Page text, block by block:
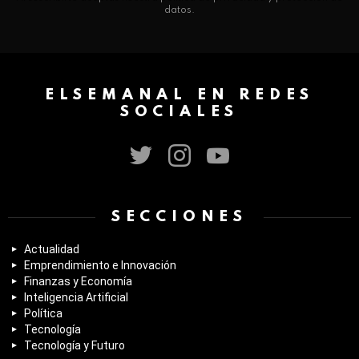
datos.
ELSEMANAL EN REDES
SOCIALES
SECCIONES
Actualidad
Emprendimiento e Innovación
Finanzas y Economía
Inteligencia Artificial
Política
Tecnología
Tecnología y Futuro